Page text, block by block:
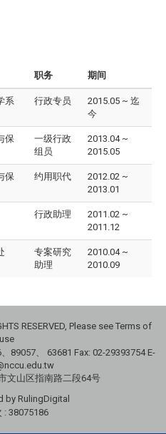
职务 期间
系 行政专员
2015.05 ~ 迄
今
保
一级行政
组员
2013.04 ~
2015.05
保
约用职代
2012.02 ~
2013.01
行政助理
2011.02 ~
2011.12
专案研究
助理
2010.04 ~
2010.09
RESERVED, Please see Terms of
use
89057、
63681 Fax: 02-29393754 E-
文山区指南路二段64号
by RulingDigital
: 38075186